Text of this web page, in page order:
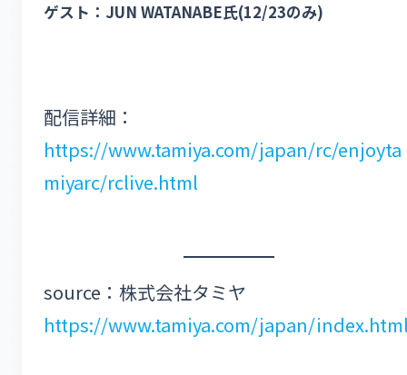
ゲスト：JUN WATANABE氏(12/23のみ)
配信詳細：
https://www.tamiya.com/japan/rc/enjoyta
miyarc/rclive.html
source：株式会社タミヤ
https://www.tamiya.com/japan/